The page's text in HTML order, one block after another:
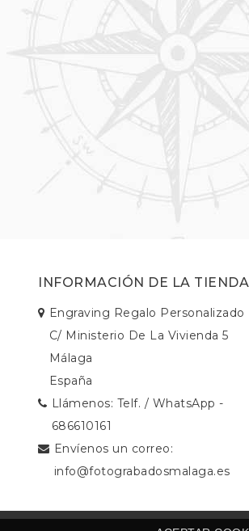
INFORMACIÓN DE LA TIENDA
Engraving Regalo Personalizado
C/ Ministerio De La Vivienda 5
Málaga
España
Llámenos: Telf. / WhatsApp -
686610161
Envíenos un correo:
info@fotograbadosmalaga.es